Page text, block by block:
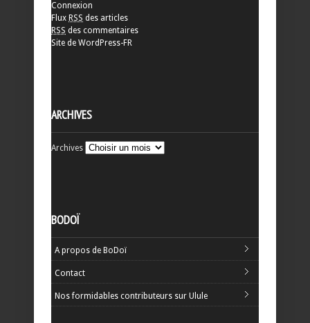
Connexion
Flux RSS des articles
RSS des commentaires
Site de WordPress-FR
ARCHIVES
Archives
BODOÏ
A propos de BoDoï
Contact
Nos formidables contributeurs sur Ulule